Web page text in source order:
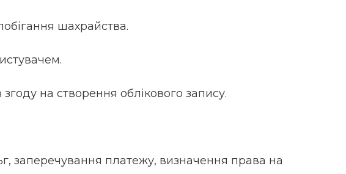
шахрайства.
на створення облікового запису.
заперечування платежу, визначення права на